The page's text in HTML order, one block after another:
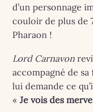
d’un personnage
couloir de plus de
Pharaon !
Lord Carnavon
accompagné de
lui demande ce
« Je vois des